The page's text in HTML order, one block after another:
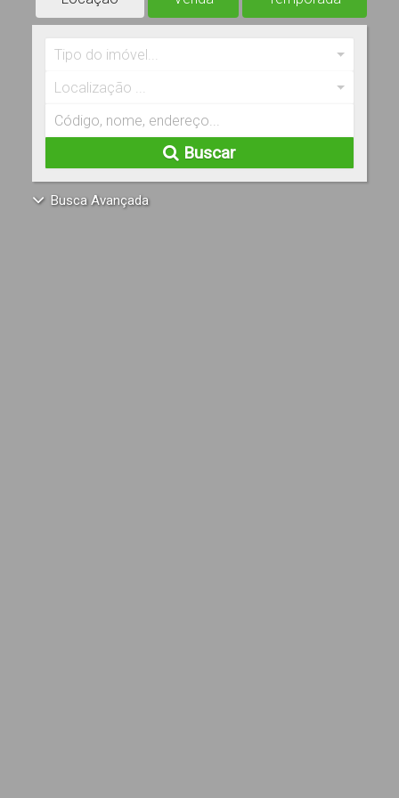
Tipo do imóvel...
Localização ...
Buscar
Busca Avançada